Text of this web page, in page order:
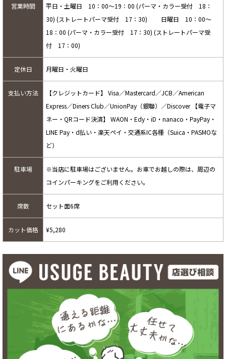
営業時間
平日・土曜日 10：00～19：00 (パーマ・カラー受付 18：
30) (ストレートパーマ受付 17：30) 日曜日 10：00～
18：00 (パーマ・カラー受付 17：30) (ストレートパーマ受
付 17：00)
定休日 月曜日・火曜日
支払い方法
【クレジットカード】 Visa／Mastercard／JCB／American
Express／Diners Club／UnionPay（銀聯）／Discover 【電子マ
ネー・QRコード決済】 WAON・Edy・iD・nanaco・PayPay・
LINE Pay・d払い・楽天ペイ・交通系IC各種（Suica・PASMOな
ど）
駐車場
※当店に駐車場はございません。お車でお越しの際は、周辺の
コインパーキングをご利用ください。
席数 セット面6席
カット価格 ¥5,280